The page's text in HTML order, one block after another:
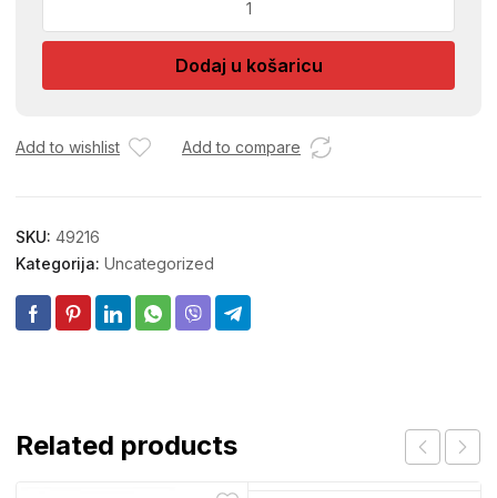
G107
170
Dodaj u košaricu
Add to wishlist Add to compare
SKU: 49216
Kategorija: Uncategorized
Related products